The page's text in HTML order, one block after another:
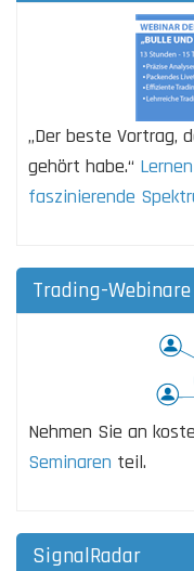
„Der beste Vortrag,
gehört habe.“
faszinierende
Trading-Webinare
Nehmen Sie an
Seminaren teil.
SignalRadar